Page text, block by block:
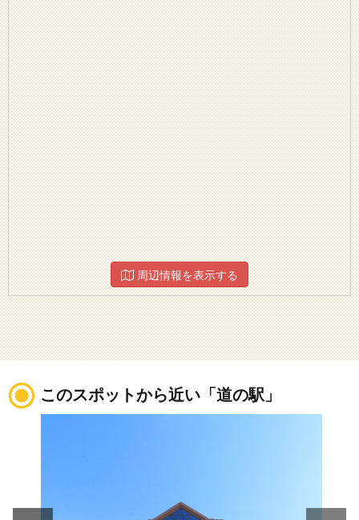
周辺情報を表示する
このスポットから近い「道の駅」